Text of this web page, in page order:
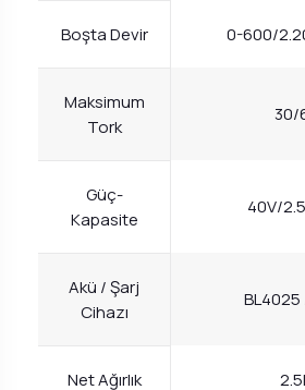
Boşta Devir 0-600/
Maksimum
Tork
30/
Güç-
Kapasite
40V/
Akü / Şarj
Cihazı
BL4025
Net Ağırlık